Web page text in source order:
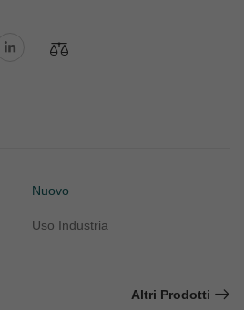
Nuovo
Uso Industria
Altri Prodotti